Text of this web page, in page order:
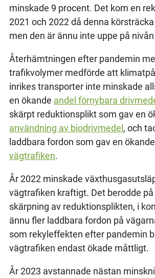
minskade 9 procent. Det kom en
2021 och 2022 då denna
men den är ännu inte uppe på
Återhämtningen efter pandemin
trafikvolymer medförde att
inrikes transporter inte minskade
en ökande andel förnybara
skärpt reduktionsplikt som gav en
användning av biodrivmedel , och
laddbara fordon som gav en ökande
vägtrafiken.
År 2022 minskade
vägtrafiken kraftigt. Det berodde
skärpning av reduktionsplikten, i
ännu fler laddbara fordon på
som rekyleffekten efter pandemin
vägtrafiken endast ökade måttligt.
År 2023 avstannade nästan